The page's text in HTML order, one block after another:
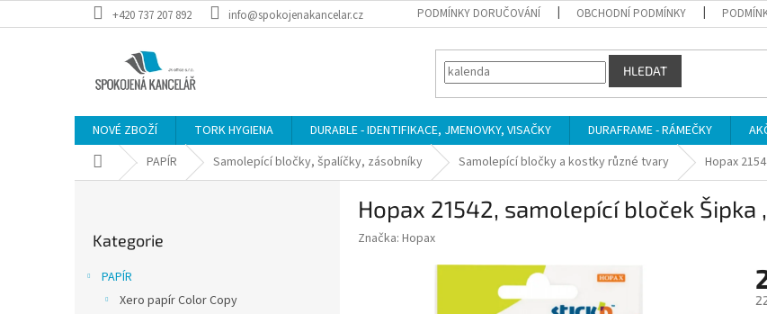
na
+420 737 207 892 info@spokojenakancelar.cz PODMÍNKY DORUČOVÁNÍ OBCHODNÍ PODMÍNKY
HLEDAT
NOVÉ ZBOŽÍ TORK HYGIENA DURABLE - IDENTIFIKACE, JMENOVKY, VISAČKY DURAFRAME - RÁMEČKY
Domů PAPÍR Samolepící bločky, špalíčky, zásobníky Samolepící bločky a kostky různé tvary Hopax
kategorie
Kategorie
PAPÍR
Xero papír Color Copy
Hopax 21542, samolepící bloček
Značka: Hopax